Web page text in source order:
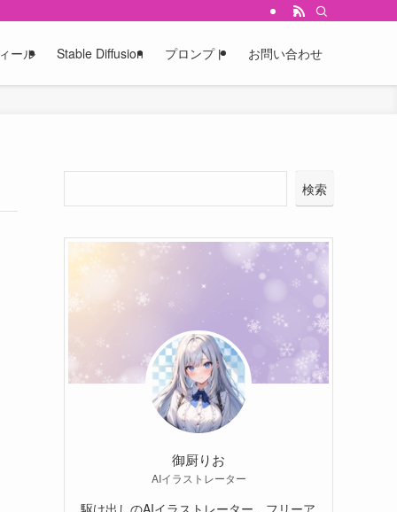
ール Stable Diffusion プロンプト お問い合わせ
検索
御厨りお
AIイラストレーター
駆け出しのAIイラストレーター。フリーア